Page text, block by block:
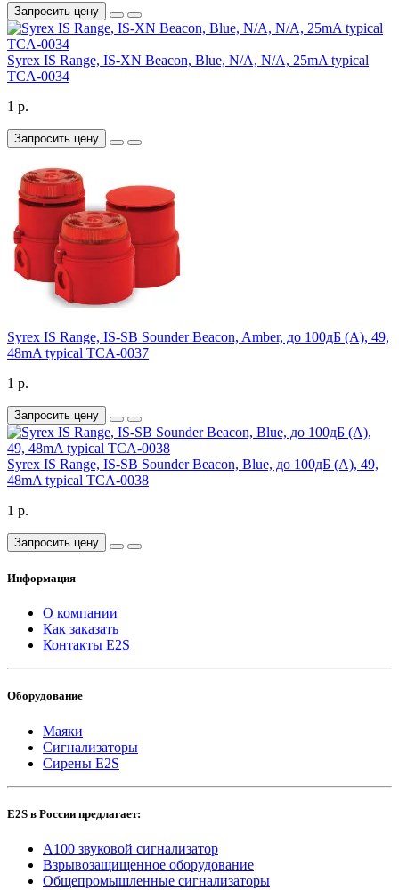
Запросить цену
Syrex IS Range, IS-XN Beacon, Blue, N/A, N/A, 25mA typical
TCA-0034
1 р.
Запросить цену
Syrex IS Range, IS-SB Sounder Beacon, Amber, до 100дБ (A), 49,
48mA typical TCA-0037
1 р.
Запросить цену
Syrex IS Range, IS-SB Sounder Beacon, Blue, до 100дБ (A), 49,
48mA typical TCA-0038
1 р.
Запросить цену
Информация
О компании
Как заказать
Контакты E2S
Оборудование
Маяки
Сигнализаторы
Сирены E2S
E2S в России предлагает:
A100 звуковой сигнализатор
Взрывозащищенное оборудование
Общепромышленные сигнализаторы